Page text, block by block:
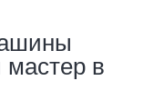
мастер в